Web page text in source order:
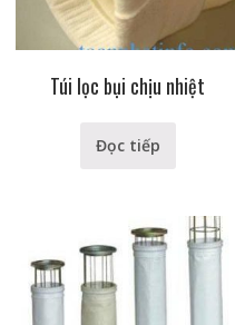
Túi lọc bụi chịu nhiệt
Đọc tiếp